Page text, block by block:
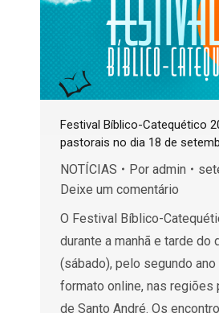
Festival Bíblico-Catequético
pastorais no dia 18 de
NOTÍCIAS Por admin
Deixe um comentário
O Festival Bíblico-
durante a manhã e tarde do
(sábado), pelo segundo
formato online, nas
de Santo André. Os